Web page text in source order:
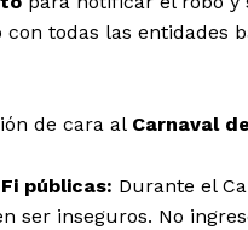
con todas las
de cara al Carnaval
públicas: Durante el
ser inseguros. No